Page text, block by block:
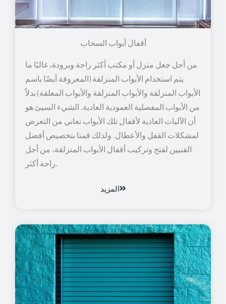
أقفال أبواب السحاب
من أجل جعل منزل أو مكتب أكثر راحة وبرودة، غالبًا ما
يتم استخدام الأبواب المنزلقة (المعروفة أيضًا باسم
الأبواب المنزلقة والأبواب المنزلقة والأبواب المعلقة) بدلاً
من الأبواب المفصلية العمودية العادية. الشيء السيئ هو
أن الآليات العادية لأقفال تلك الأبواب تعاني من التعرض
لمشكلات القفل والأعطال. ولذلك قمنا بتخصيص أفضل
الفنيين لفتح وتركيب أقفال الأبواب المنزلقة، من أجل
راحة أكثر.
المزيد